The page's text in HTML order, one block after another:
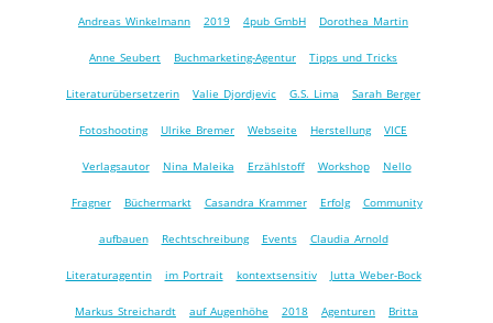
Andreas Winkelmann 2019 4pub GmbH Dorothea Martin
Anne Seubert Buchmarketing-Agentur Tipps und Tricks
Literaturübersetzerin Valie Djordjevic G.S. Lima Sarah Berger
Fotoshooting Ulrike Bremer Webseite Herstellung VICE
Verlagsautor Nina Maleika Erzählstoff Workshop Nello
Fragner Büchermarkt Casandra Krammer Erfolg Community
aufbauen Rechtschreibung Events Claudia Arnold
Literaturagentin im Portrait kontextsensitiv Jutta Weber-Bock
Markus Streichardt auf Augenhöhe 2018 Agenturen Britta